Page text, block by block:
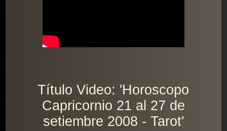
Título Video: 'Horoscopo
Capricornio 21 al 27 de
setiembre 2008 - Tarot'